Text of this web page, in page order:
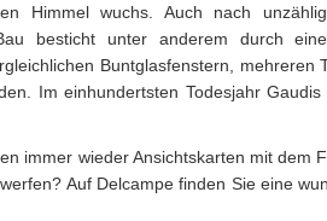
Himmel wuchs. Auch nach
besticht unter anderem durch
Buntglasfenstern,
Im einhundertsten Todesjahr
immer wieder Ansichtskarten mit dem
Auf Delcampe finden Sie eine